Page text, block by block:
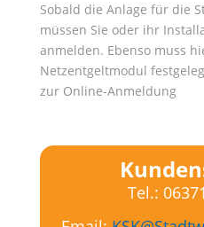
Sobald die Anlage für die
müssen Sie oder ihr
anmelden. Ebenso muss
Netzentgeltmodul
zur Online-Anmeldung
Tel.: